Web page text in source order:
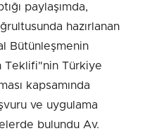
paylaşımda,
hazırlanan
Bütünleşmenin
Teklifi"nin Türkiye
kapsamında
ve uygulama
bulundu Av.